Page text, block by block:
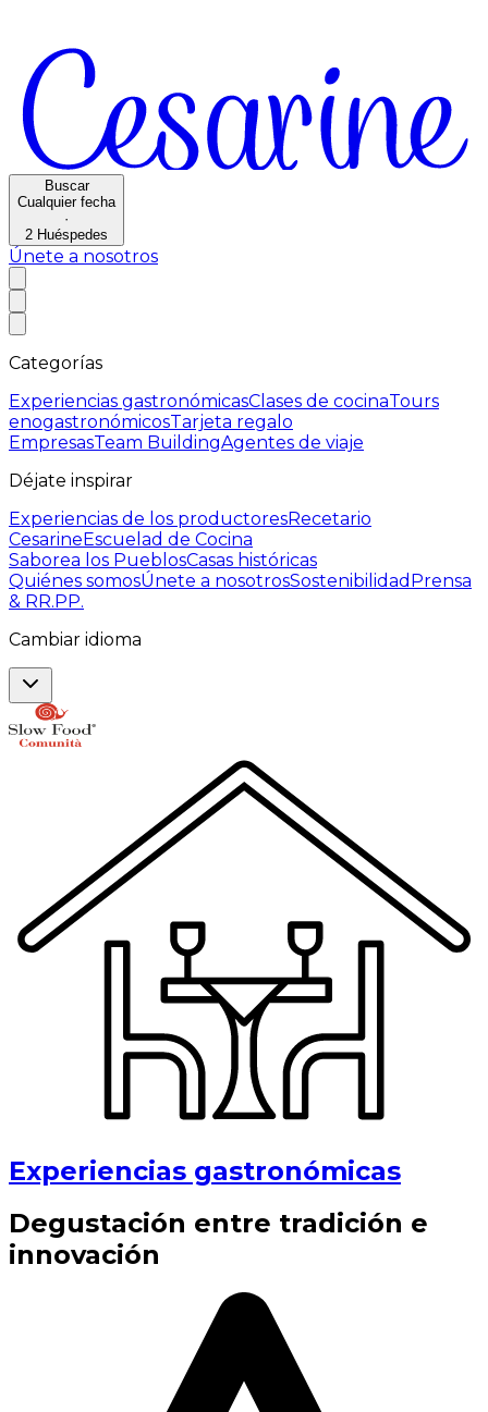
Buscar
Cualquier fecha
·
2 Huéspedes
Únete a nosotros
Categorías
Experiencias gastronómicasClases de cocinaTours
enogastronómicosTarjeta regalo
EmpresasTeam BuildingAgentes de viaje
Déjate inspirar
Experiencias de los productoresRecetario
CesarineEscuelad de Cocina
Saborea los PueblosCasas históricas
Quiénes somosÚnete a nosotrosSostenibilidad Prensa
& RR.PP.
Cambiar idioma
Experiencias gastronómicas
Degustación entre tradición e
innovación